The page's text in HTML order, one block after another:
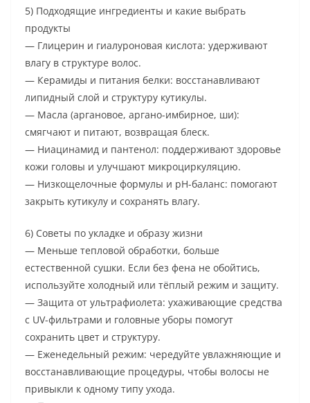
5) Подходящие ингредиенты и какие выбрать
продукты
— Глицерин и гиалуроновая кислота: удерживают
влагу в структуре волос.
— Керамиды и питания белки: восстанавливают
липидный слой и структуру кутикулы.
— Масла (аргановое, аргано-имбирное, ши):
смягчают и питают, возвращая блеск.
— Ниацинамид и пантенол: поддерживают здоровье
кожи головы и улучшают микроциркуляцию.
— Низкощелочные формулы и pH-баланс: помогают
закрыть кутикулу и сохранять влагу.
6) Советы по укладке и образу жизни
— Меньше тепловой обработки, больше
естественной сушки. Если без фена не обойтись,
используйте холодный или тёплый режим и защиту.
— Защита от ультрафиолета: ухаживающие средства
с UV-фильтрами и головные уборы помогут
сохранить цвет и структуру.
— Еженедельный режим: чередуйте увлажняющие и
восстанавливающие процедуры, чтобы волосы не
привыкли к одному типу ухода.